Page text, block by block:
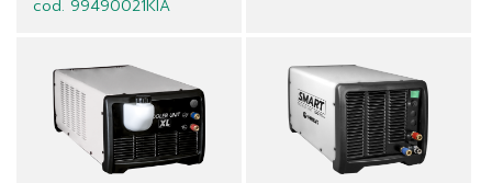
cod. 99490021KIA